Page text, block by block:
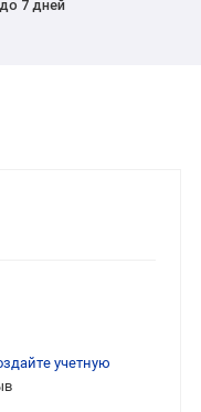
7 дней
учетную